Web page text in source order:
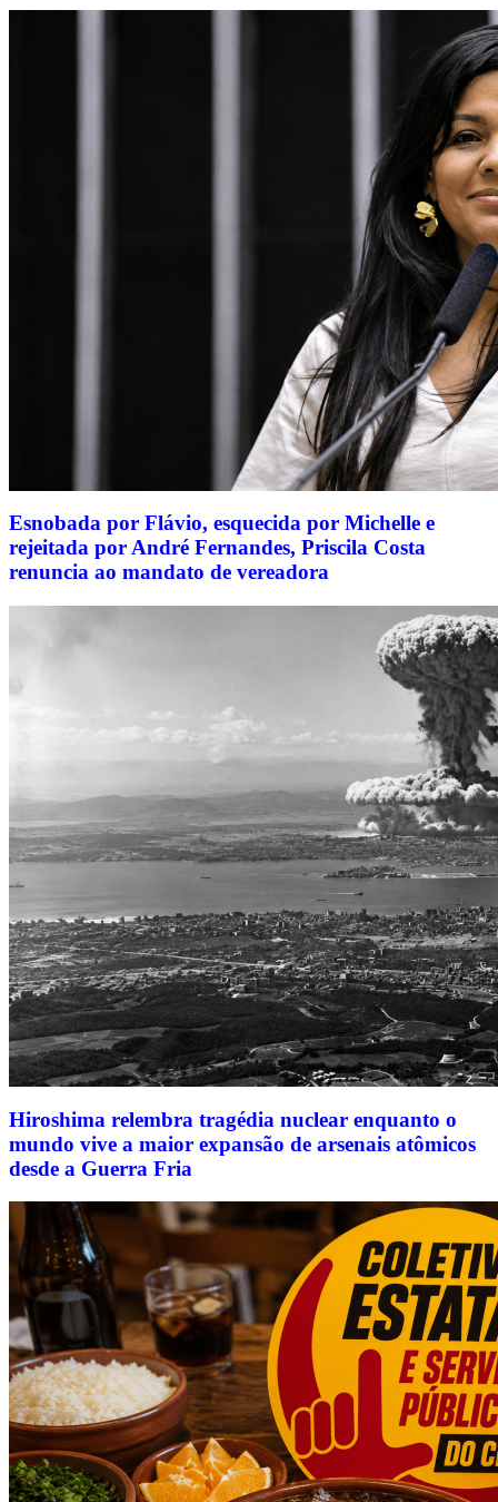
Esnobada por Flávio, esquecida por Michelle e
rejeitada por André Fernandes, Priscila Costa
renuncia ao mandato de vereadora
Hiroshima relembra tragédia nuclear enquanto o
mundo vive a maior expansão de arsenais atômicos
desde a Guerra Fria